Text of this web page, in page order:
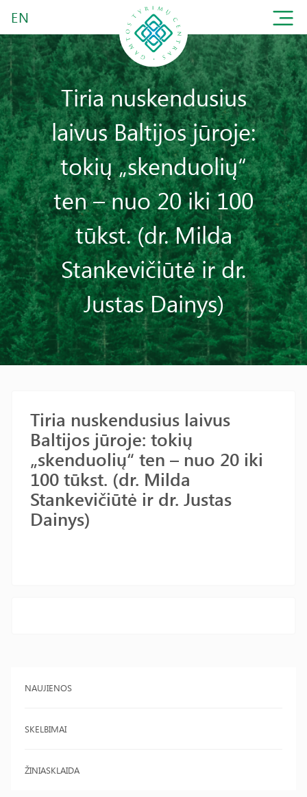
EN
Tiria nuskendusius
laivus Baltijos jūroje:
tokių „skenduolių“
ten – nuo 20 iki 100
tūkst. (dr. Milda
Stankevičiūtė ir dr.
Justas Dainys)
NAUJIENOS
SKELBIMAI
ŽINIASKLAIDA
Tiria nuskendusius laivus
Baltijos jūroje: tokių
„skenduolių“ ten – nuo 20 iki
100 tūkst. (dr. Milda
Stankevičiūtė ir dr. Justas
Dainys)